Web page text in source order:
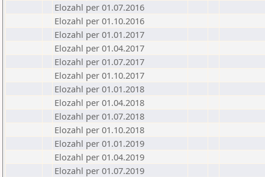
Elozahl per 01.07.2016
Elozahl per 01.10.2016
Elozahl per 01.01.2017
Elozahl per 01.04.2017
Elozahl per 01.07.2017
Elozahl per 01.10.2017
Elozahl per 01.01.2018
Elozahl per 01.04.2018
Elozahl per 01.07.2018
Elozahl per 01.10.2018
Elozahl per 01.01.2019
Elozahl per 01.04.2019
Elozahl per 01.07.2019